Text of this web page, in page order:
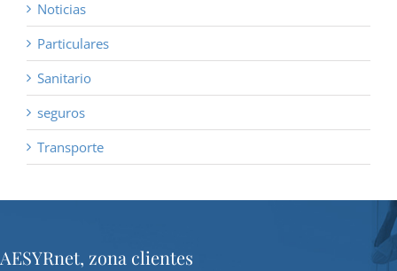
Noticias
Particulares
Sanitario
seguros
Transporte
AESYRnet, zona clientes